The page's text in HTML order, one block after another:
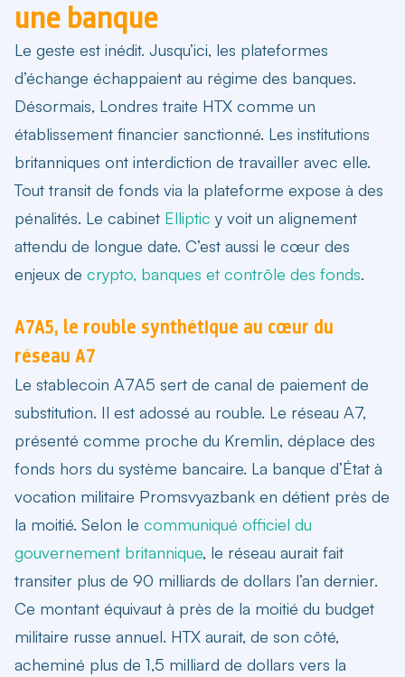
une banque
Le geste est inédit. Jusqu’ici, les plateformes
d’échange échappaient au régime des banques.
Désormais, Londres traite HTX comme un
établissement financier sanctionné. Les institutions
britanniques ont interdiction de travailler avec elle.
Tout transit de fonds via la plateforme expose à des
pénalités. Le cabinet Elliptic y voit un alignement
attendu de longue date. C’est aussi le cœur des
enjeux de crypto, banques et contrôle des fonds.
A7A5, le rouble synthétique au cœur du
réseau A7
Le stablecoin A7A5 sert de canal de paiement de
substitution. Il est adossé au rouble. Le réseau A7,
présenté comme proche du Kremlin, déplace des
fonds hors du système bancaire. La banque d’État à
vocation militaire Promsvyazbank en détient près de
la moitié. Selon le communiqué officiel du
gouvernement britannique, le réseau aurait fait
transiter plus de 90 milliards de dollars l’an dernier.
Ce montant équivaut à près de la moitié du budget
militaire russe annuel. HTX aurait, de son côté,
acheminé plus de 1,5 milliard de dollars vers la